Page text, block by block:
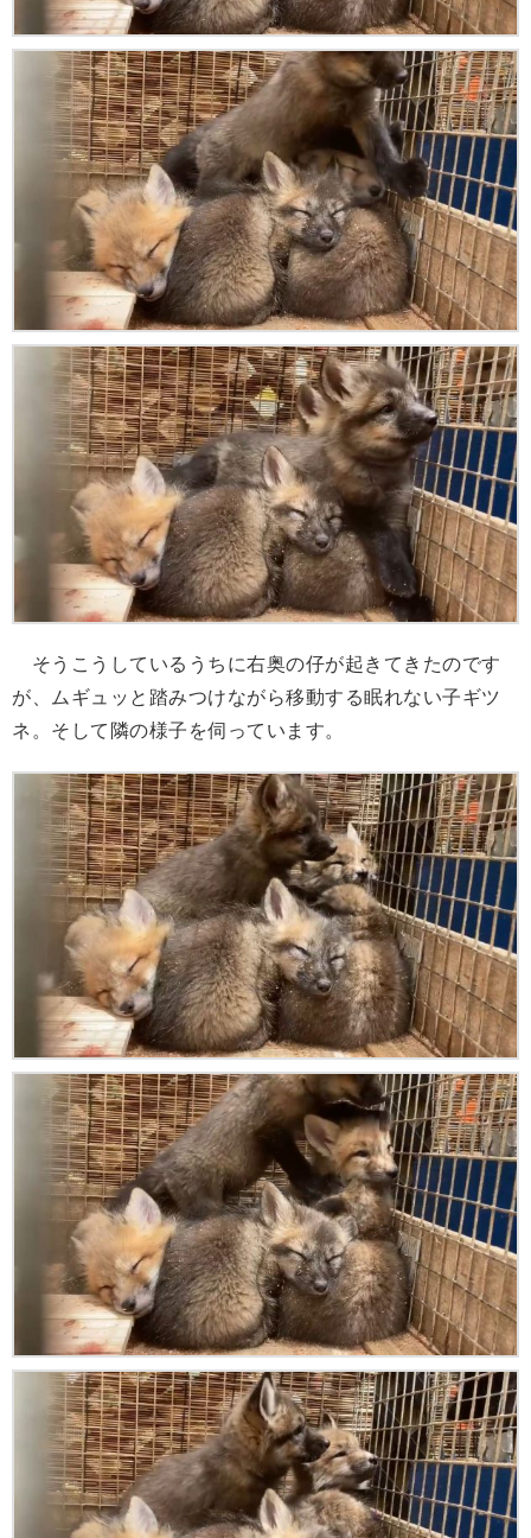
そうこうしているうちに右奥の仔が起きてきたのです
が、ムギュッと踏みつけながら移動する眠れない子ギツ
ネ。そして隣の様子を伺っています。